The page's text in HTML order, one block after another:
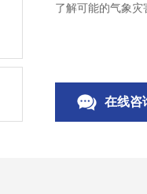
了解可能的气象灾
在线咨